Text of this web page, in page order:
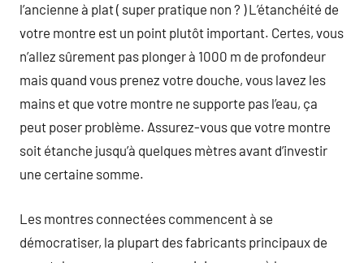
l’ancienne à plat ( super pratique non ? ) L’étanchéité de
votre montre est un point plutôt important. Certes, vous
n’allez sûrement pas plonger à 1000 m de profondeur
mais quand vous prenez votre douche, vous lavez les
mains et que votre montre ne supporte pas l’eau, ça
peut poser problème. Assurez-vous que votre montre
soit étanche jusqu’à quelques mètres avant d’investir
une certaine somme.
Les montres connectées commencent à se
démocratiser, la plupart des fabricants principaux de